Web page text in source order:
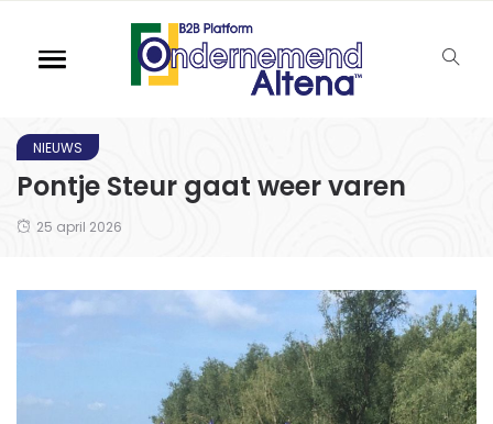
NIEUWS
Pontje Steur gaat weer varen
25 april 2026